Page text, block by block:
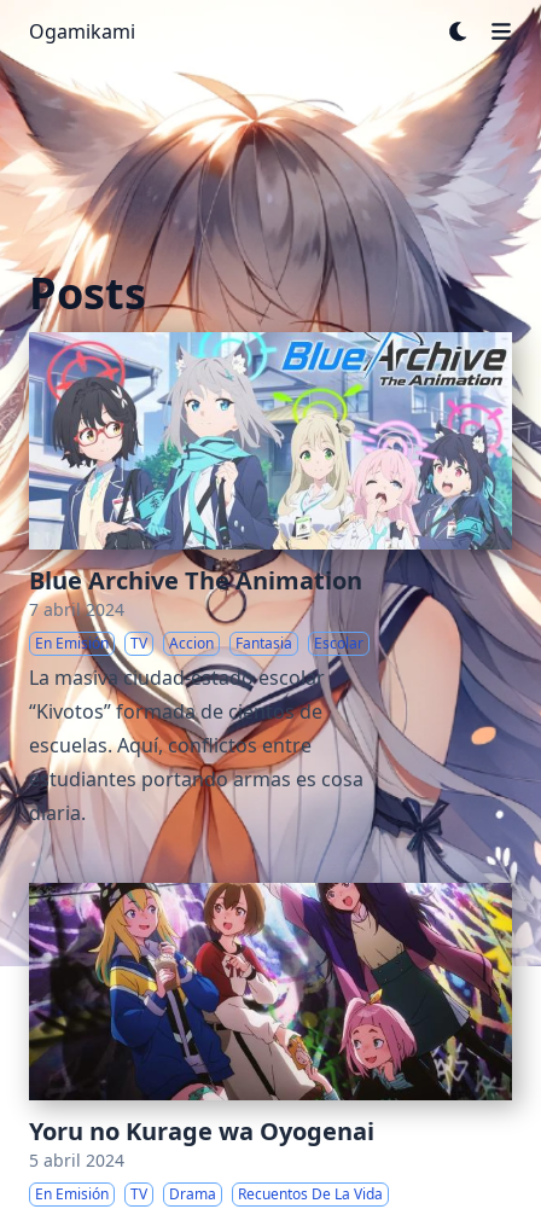
Ogamikami
Posts
Blue Archive The Animation
7 abril 2024
En Emisión TV Accion Fantasia Escolar
La masiva ciudad-estado escolar
“Kivotos” formada de cientos de
escuelas. Aquí, conflictos entre
estudiantes portando armas es cosa
diaria.
Yoru no Kurage wa Oyogenai
5 abril 2024
En Emisión TV Drama Recuentos De La Vida